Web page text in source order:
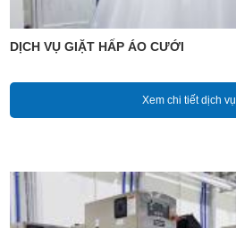
DỊCH VỤ GIẶT HẤP ÁO CƯỚI
Xem chi tiết dịch vụ